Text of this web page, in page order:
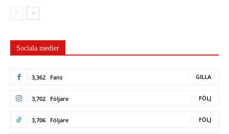
Sociala medier
3,362 Fans GILLA
3,702 Följare FÖLJ
3,706 Följare FÖLJ